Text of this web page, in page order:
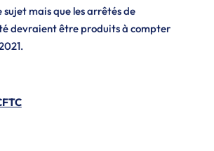
sujet mais que les arrêtés de
devraient être produits à compter